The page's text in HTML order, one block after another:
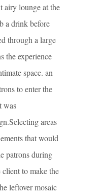
airy lounge at the
a drink before
through a large
the experience
space. an
to enter the
was
areas
that would
patrons during
to make the
leftover mosaic